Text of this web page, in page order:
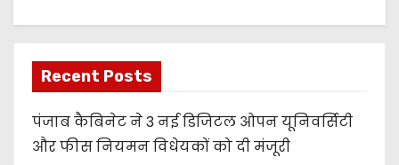
Recent Posts
पंजाब कैबिनेट ने 3 नई डिजिटल ओपन यूनिवर्सिटी
और फीस नियमन विधेयकों को दी मंजूरी